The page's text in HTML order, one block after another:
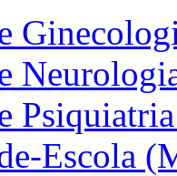
Escola